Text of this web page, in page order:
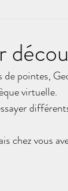
de pointes,
virtuelle.
chez vous